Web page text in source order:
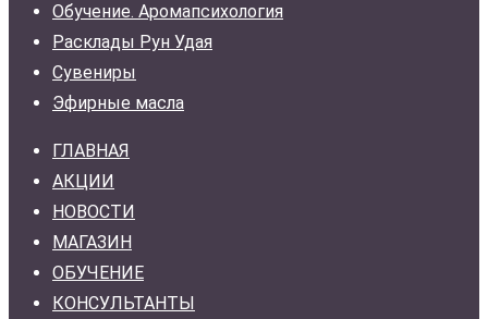
Обучение. Аромапсихология
Расклады Рун Удая
Сувениры
Эфирные масла
ГЛАВНАЯ
АКЦИИ
НОВОСТИ
МАГАЗИН
ОБУЧЕНИЕ
КОНСУЛЬТАНТЫ